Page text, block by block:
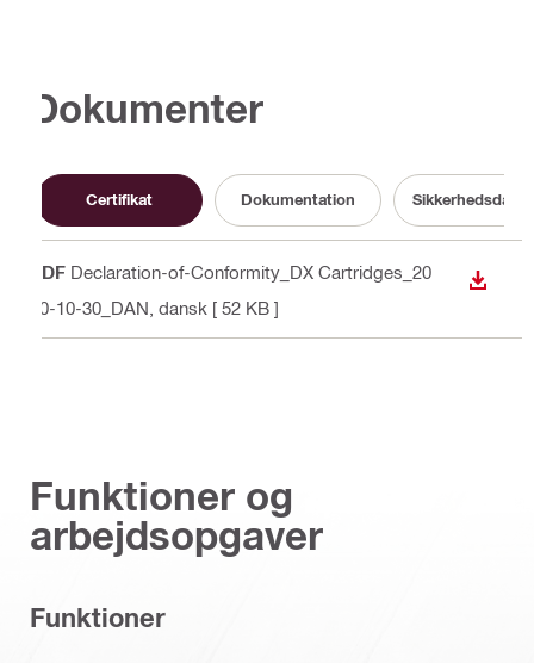
Dokumenter
Certifikat Dokumentation
PDF Declaration-of-Conformity_DX Cartridges_20
20-10-30_DAN , dansk [ 52 KB ]
Funktioner og
arbejdsopgaver
Funktioner